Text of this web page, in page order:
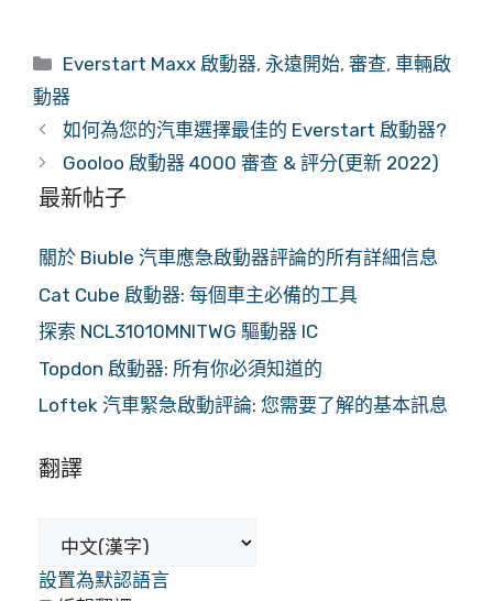
類
別
Everstart Maxx 啟動器, 永遠開始,審查,車輛啟
動器
如何為您的汽車選擇最佳的 Everstart 啟動器?
Gooloo 啟動器 4000 審查 & 評分(更新 2022)
最新帖子
關於 Biuble 汽車應急啟動器評論的所有詳細信息
Cat Cube 啟動器: 每個車主必備的工具
探索 NCL31010MNITWG 驅動器 IC
Topdon 啟動器: 所有你必須知道的
Loftek 汽車緊急啟動評論: 您需要了解的基本訊息
翻譯
設置為默認語言